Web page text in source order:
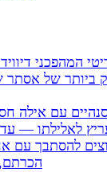
המהפכני דיוויד
ביותר של אסתר
עם אילה
לאלילתו —
להסתבך עם